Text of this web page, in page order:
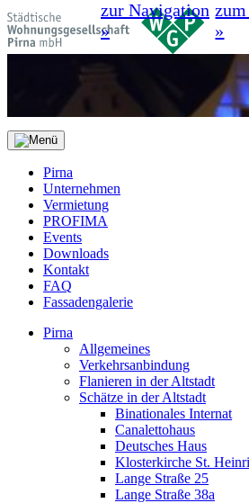
zur Navigation
»
»
Pirna
Unternehmen
Vermietung
PROFIMA
Events
Downloads
Kontakt
FAQ
Fassadengalerie
Pirna
Allgemeines
Verkehrsanbindung
Flanieren in der Altstadt
Schätze in der Altstadt
Binationales Internat
Canalettohaus
Deutsches Haus
Klosterkirche St.
Lange Straße 25
Lange Straße 38a